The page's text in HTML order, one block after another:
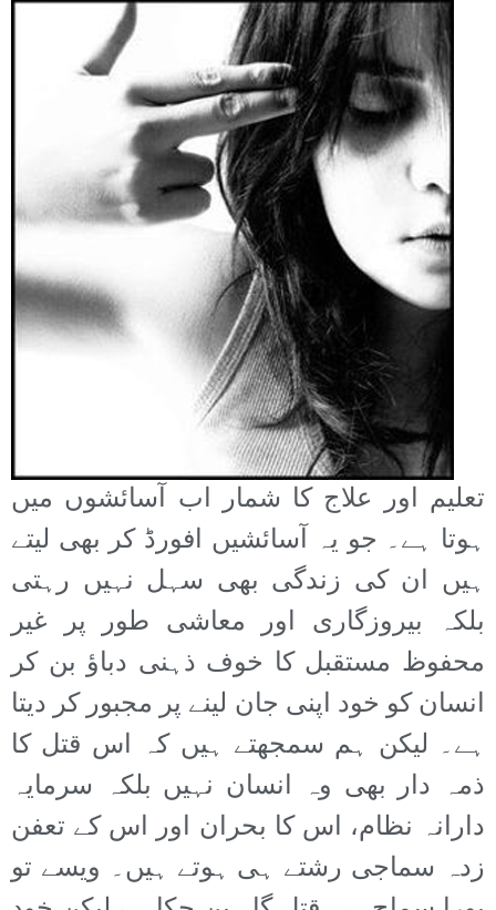
تعلیم اور علاج کا شمار اب آسائشوں میں
ہوتا ہے۔ جو یہ آسائشیں افورڈ کر بھی لیتے
ہیں ان کی زندگی بھی سہل نہیں رہتی
بلکہ بیروزگاری اور معاشی طور پر غیر
محفوظ مستقبل کا خوف ذہنی دباؤ بن کر
انسان کو خود اپنی جان لینے پر مجبور کر دیتا
ہے۔ لیکن ہم سمجھتے ہیں کہ اس قتل کا
ذمہ دار بھی وہ انسان نہیں بلکہ سرمایہ
دارانہ نظام، اس کا بحران اور اس کے تعفن
زدہ سماجی رشتے ہی ہوتے ہیں۔ ویسے تو